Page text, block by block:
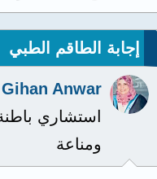
إجابة الطاقم الطبي
Anwar
استشاري
ومناعة